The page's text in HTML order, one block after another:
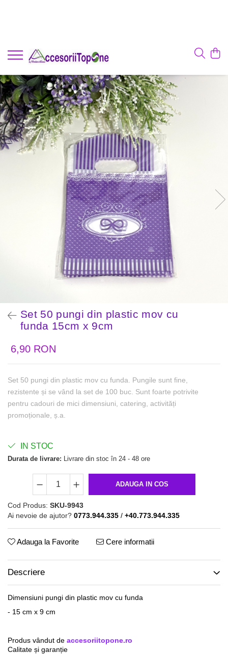
Set 50 pungi din plastic mov cu
funda 15cm x 9cm
6,90 RON
Set 50 pungi din plastic mov cu funda. Pungile sunt fine,
rezistente și se vând la set de 100 buc. Sunt foarte potrivite
pentru cadouri de mici dimensiuni, catering, activități
promoționale, ș.a.
IN STOC
Durata de livrare: Livrare din stoc în 24 - 48 ore
ADAUGA IN COS
Cod Produs: SKU-9943
Ai nevoie de ajutor? 0773.944.335 / +40.773.944.335
Adauga la Favorite Cere informatii
Descriere
Dimensiuni pungi din plastic mov cu funda
- 15 cm x 9 cm
Produs vândut de accesoriitopone.ro
Calitate și garanție